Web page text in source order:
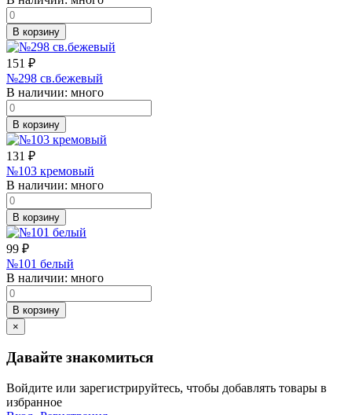
В корзину
151 ₽
№298 св.бежевый
В наличии: много
В корзину
131 ₽
№103 кремовый
В наличии: много
В корзину
99 ₽
№101 белый
В наличии: много
В корзину
×
Давайте знакомиться
Войдите или зарегистрируйтесь, чтобы добавлять товары в
избранное